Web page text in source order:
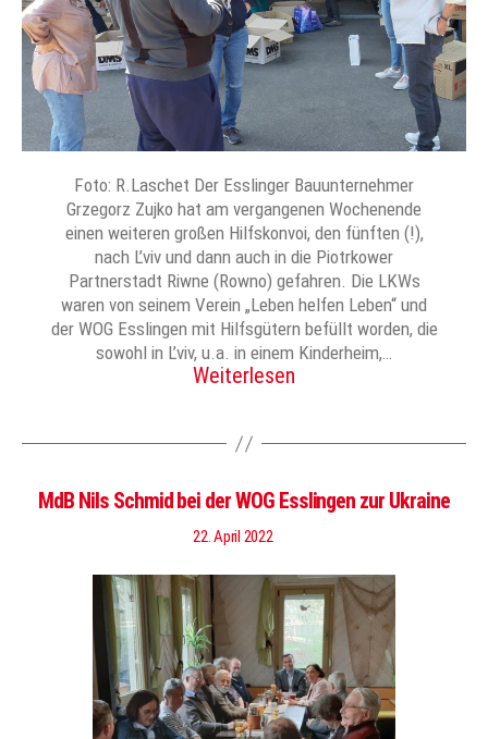
Foto: R.Laschet Der Esslinger Bauunternehmer
Grzegorz Zujko hat am vergangenen Wochenende
einen weiteren großen Hilfskonvoi, den fünften (!),
nach L’viv und dann auch in die Piotrkower
Partnerstadt Riwne (Rowno) gefahren. Die LKWs
waren von seinem Verein „Leben helfen Leben“ und
der WOG Esslingen mit Hilfsgütern befüllt worden, die
sowohl in L’viv, u.a. in einem Kinderheim,…
Weiterlesen
MdB Nils Schmid bei der WOG Esslingen zur Ukraine
22. April 2022